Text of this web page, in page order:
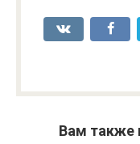
Вам также